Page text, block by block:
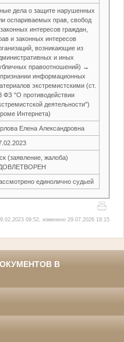
дела о защите нарушенных
оспариваемых прав, свобод
интересов граждан,
и законных интересов
возникающие из
и иных
правоотношений) →
информационных
экстремистскими (ст.
ФЗ "О противодействии
деятельности")
Интернета)
Елена Александровна
(заявление, жалоба)
единолично судьей
09:52, изменено 29.07.2026 18:15
В